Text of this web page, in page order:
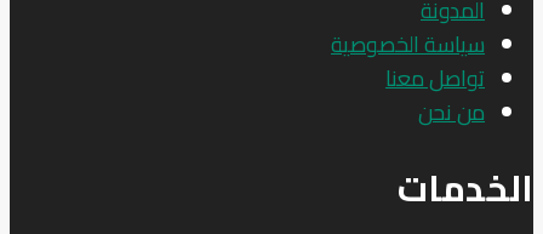
المدونة
سياسة الخصوصية
تواصل معنا
من نحن
الخدمات